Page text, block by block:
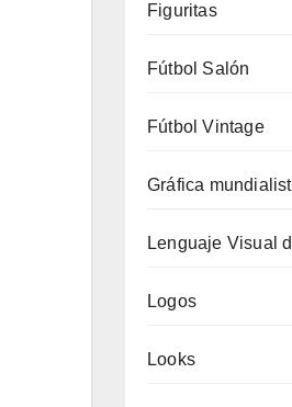
Figuritas
Fútbol Salón
Fútbol Vintage
Gráfica
Lenguaje Visual
Logos
Looks